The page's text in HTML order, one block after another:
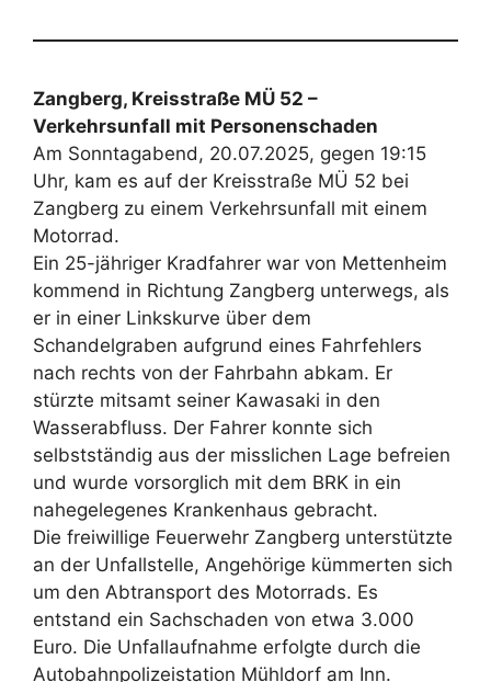
Zangberg, Kreisstraße MÜ 52 –
Verkehrsunfall mit Personenschaden
Am Sonntagabend, 20.07.2025, gegen 19:15
Uhr, kam es auf der Kreisstraße MÜ 52 bei
Zangberg zu einem Verkehrsunfall mit einem
Motorrad.
Ein 25-jähriger Kradfahrer war von Mettenheim
kommend in Richtung Zangberg unterwegs, als
er in einer Linkskurve über dem
Schandelgraben aufgrund eines Fahrfehlers
nach rechts von der Fahrbahn abkam. Er
stürzte mitsamt seiner Kawasaki in den
Wasserabfluss. Der Fahrer konnte sich
selbstständig aus der misslichen Lage befreien
und wurde vorsorglich mit dem BRK in ein
nahegelegenes Krankenhaus gebracht.
Die freiwillige Feuerwehr Zangberg unterstützte
an der Unfallstelle, Angehörige kümmerten sich
um den Abtransport des Motorrads. Es
entstand ein Sachschaden von etwa 3.000
Euro. Die Unfallaufnahme erfolgte durch die
Autobahnpolizeistation Mühldorf am Inn.